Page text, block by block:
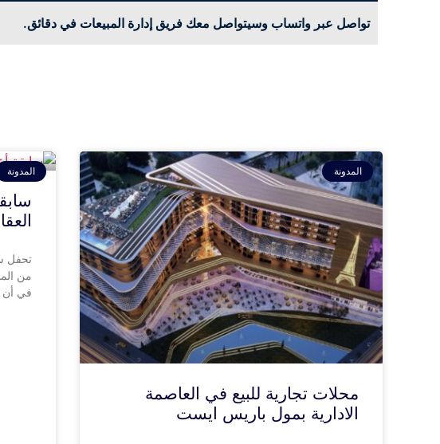
تواصل عبر واتساب وسيتواصل معك فريق إدارة المبيعات في دقائق.
المدونة
محلات تجارية للبيع في العاصمة
الادارية بمول باريس ايست
المدونة
تحفل
من
في أن